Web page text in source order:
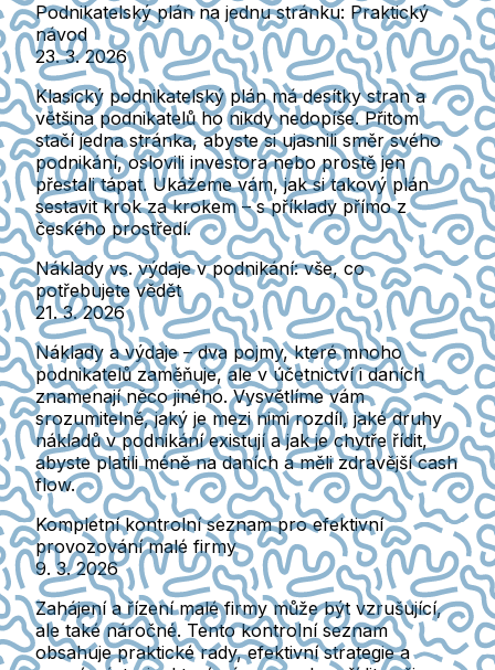
Podnikatelský plán na jednu stránku: Praktický
návod
23. 3. 2026
Klasický podnikatelský plán má desítky stran a
většina podnikatelů ho nikdy nedopíše. Přitom
stačí jedna stránka, abyste si ujasnili směr svého
podnikání, oslovili investora nebo prostě jen
přestali tápat. Ukážeme vám, jak si takový plán
sestavit krok za krokem – s příklady přímo z
českého prostředí.
Náklady vs. výdaje v podnikání: vše, co
potřebujete vědět
21. 3. 2026
Náklady a výdaje – dva pojmy, které mnoho
podnikatelů zaměňuje, ale v účetnictví i daních
znamenají něco jiného. Vysvětlíme vám
srozumitelně, jaký je mezi nimi rozdíl, jaké druhy
nákladů v podnikání existují a jak je chytře řídit,
abyste platili méně na daních a měli zdravější cash
flow.
Kompletní kontrolní seznam pro efektivní
provozování malé firmy
9. 3. 2026
Zahájení a řízení malé firmy může být vzrušující,
ale také náročné. Tento kontrolní seznam
obsahuje praktické rady, efektivní strategie a